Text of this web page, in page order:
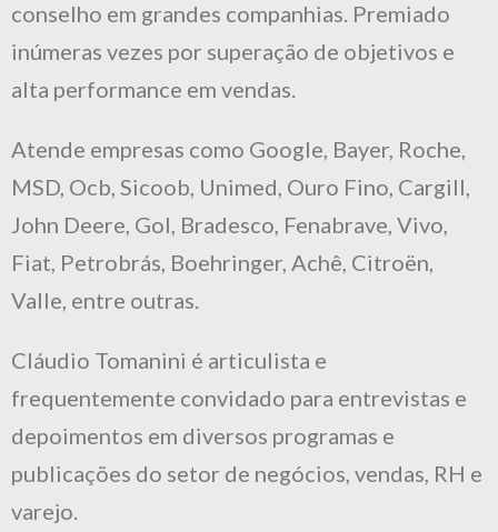
conselho em grandes companhias. Premiado
inúmeras vezes por superação de objetivos e
alta performance em vendas.
Atende empresas como Google, Bayer, Roche,
MSD, Ocb, Sicoob, Unimed, Ouro Fino, Cargill,
John Deere, Gol, Bradesco, Fenabrave, Vivo,
Fiat, Petrobrás, Boehringer, Achê, Citroën,
Valle, entre outras.
Cláudio Tomanini é articulista e
frequentemente convidado para entrevistas e
depoimentos em diversos programas e
publicações do setor de negócios, vendas, RH e
varejo.